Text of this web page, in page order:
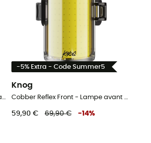
Blinder Pro 1000 & Cobber Reflex Rear - Lampe avant vélo
-5% Extra - Code Summer5
Knog
Cobber Reflex Front - Lampe avant vélo
59,90 € 69,90 € -14%